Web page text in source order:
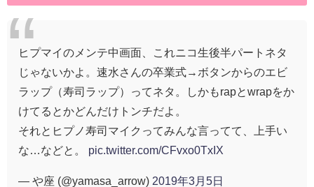
ヒプマイのメンテ中画面、これニコ生後半パートネタ
じゃないかよ。速水さんの卒業式→ボタンからのエビ
ラップ（寿司ラップ）ってネタ。しかもrapとwrapをか
けてるとかどんだけトンチだよ。
それとヒプノ寿司マイクってみんな言ってて、上手い
な…などと。 pic.twitter.com/CFvxo0TxIX
— や座 (@yamasa_arrow) 2019年3月5日